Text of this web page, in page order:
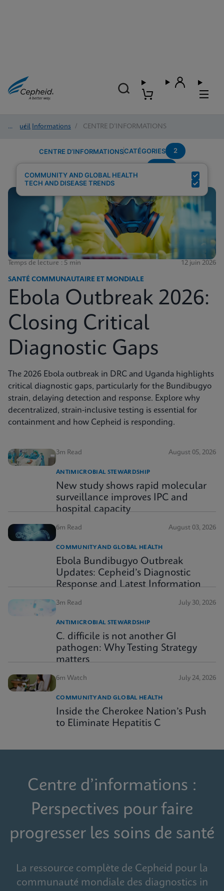
Accueil
/ Informations / CENTRE D’INFORMATIONS
CENTRE D’INFORMATIONSCATÉGORIES 2
COMMUNITY AND GLOBAL HEALTH
TECH AND DISEASE TRENDS
Temps de lecture : 5 min 12 juin 2026
SANTÉ COMMUNAUTAIRE ET MONDIALE
Ebola Outbreak 2026:
Closing Critical
Diagnostic Gaps
The 2026 Ebola outbreak in DRC and Uganda highlights
critical diagnostic gaps, particularly for the Bundibugyo
strain, delaying detection and response. Explore why
decentralized, strain-inclusive testing is essential for
containment and how Cepheid is responding.
3m Read August 05, 2026
ANTIMICROBIAL STEWARDSHIP
New study shows rapid molecular
surveillance improves IPC and
hospital capacity
6m Read August 03, 2026
COMMUNITY AND GLOBAL HEALTH
Ebola Bundibugyo Outbreak
Updates: Cepheid’s Diagnostic
Response and Latest Information
3m Read July 30, 2026
ANTIMICROBIAL STEWARDSHIP
C. difficile is not another GI
pathogen: Why Testing Strategy
matters
6m Watch July 24, 2026
COMMUNITY AND GLOBAL HEALTH
Inside the Cherokee Nation’s Push
to Eliminate Hepatitis C
Centre d’informations :
Perspectives pour faire
progresser les soins de santé
La ressource complète de Cepheid pour la
communauté mondiale des diagnostics in